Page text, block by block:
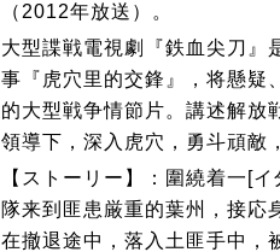
（2012年放送）。
大型諜戦電視劇『鉄血尖刀』
事『虎穴里的交鋒』，将懸疑
的大型戦争情節片。講述解放
領導下，深入虎穴，勇斗頑敵
【ストーリー】：圍繞着一[
隊来到匪患厳重的葉州，接応
在撤退途中，落入土匪手中，